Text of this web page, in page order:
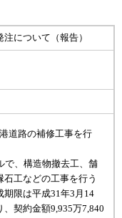
について（報告）
道路の補修工事を行
、構造物撤去工、舗
工などの工事を行う
期限は平成31年3月14
、契約金額9,935万7,840